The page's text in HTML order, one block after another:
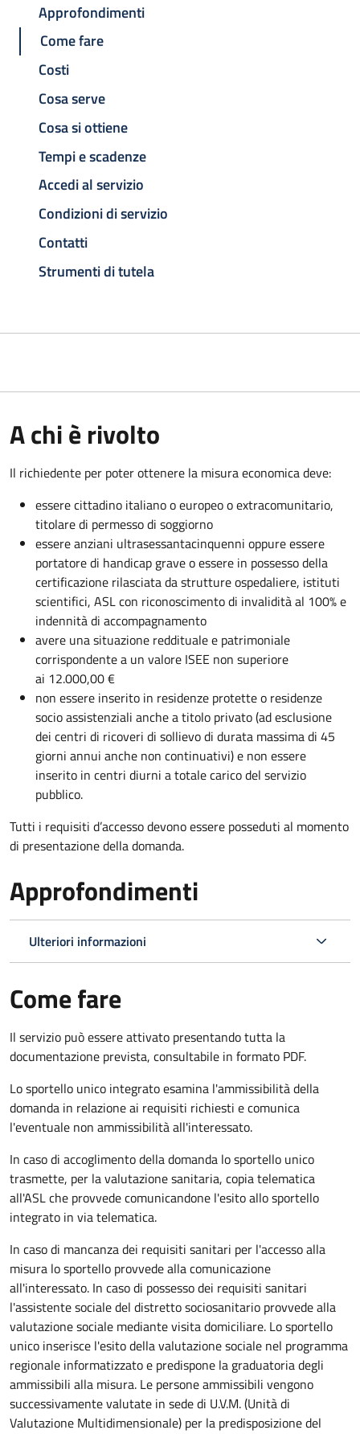
Approfondimenti
Come fare
Costi
Cosa serve
Cosa si ottiene
Tempi e scadenze
Accedi al servizio
Condizioni di servizio
Contatti
Strumenti di tutela
A chi è rivolto
Il richiedente per poter ottenere la misura economica deve:
essere cittadino italiano o europeo o extracomunitario,
titolare di permesso di soggiorno
essere anziani ultrasessantacinquenni oppure essere
portatore di handicap grave o essere in possesso della
certificazione rilasciata da strutture ospedaliere, istituti
scientifici, ASL con riconoscimento di invalidità al 100% e
indennità di accompagnamento
avere una situazione reddituale e patrimoniale
corrispondente a un valore ISEE non superiore
ai 12.000,00 €
non essere inserito in residenze protette o residenze
socio assistenziali anche a titolo privato (ad esclusione
dei centri di ricoveri di sollievo di durata massima di 45
giorni annui anche non continuativi) e non essere
inserito in centri diurni a totale carico del servizio
pubblico.
Tutti i requisiti d’accesso devono essere posseduti al momento
di presentazione della domanda.
Approfondimenti
Ulteriori informazioni
Come fare
Il servizio può essere attivato presentando tutta la
documentazione prevista, consultabile in formato PDF.
Lo sportello unico integrato esamina l'ammissibilità della
domanda in relazione ai requisiti richiesti e comunica
l'eventuale non ammissibilità all'interessato.
In caso di accoglimento della domanda lo sportello unico
trasmette, per la valutazione sanitaria, copia telematica
all'ASL che provvede comunicandone l'esito allo sportello
integrato in via telematica.
In caso di mancanza dei requisiti sanitari per l'accesso alla
misura lo sportello provvede alla comunicazione
all'interessato. In caso di possesso dei requisiti sanitari
l'assistente sociale del distretto sociosanitario provvede alla
valutazione sociale mediante visita domiciliare. Lo sportello
unico inserisce l'esito della valutazione sociale nel programma
regionale informatizzato e predispone la graduatoria degli
ammissibili alla misura. Le persone ammissibili vengono
successivamente valutate in sede di U.V.M. (Unità di
Valutazione Multidimensionale) per la predisposizione del